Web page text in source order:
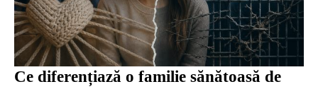
Ce diferențiază o familie sănătoasă de